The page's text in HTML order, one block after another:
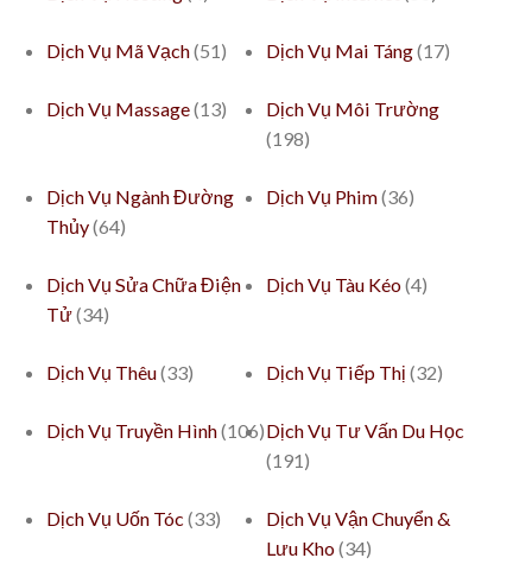
Dịch Vụ Mã Vạch(51) Dịch Vụ Mai Táng(17)
Dịch Vụ Massage(13)
Dịch Vụ Môi Trường
(198)
Dịch Vụ Ngành Đường
Thủy(64)
Dịch Vụ Phim(36)
Dịch Vụ Sửa Chữa Điện
Tử(34)
Dịch Vụ Tàu Kéo(4)
Dịch Vụ Thêu(33) Dịch Vụ Tiếp Thị (32)
Dịch Vụ Truyền Hình(106)Dịch Vụ Tư Vấn Du Học
(191)
Dịch Vụ Uốn Tóc(33)
Dịch Vụ Vận Chuyển &
Lưu Kho(34)